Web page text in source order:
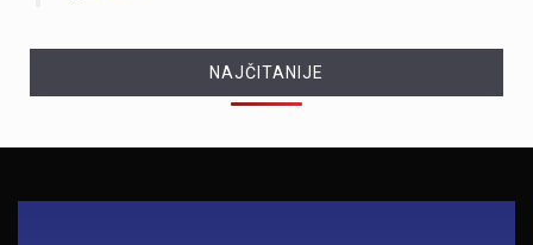
NAJČITANIJE